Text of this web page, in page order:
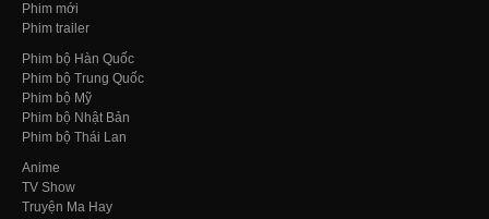
Phim mới
Phim trailer
Phim bộ Hàn Quốc
Phim bộ Trung Quốc
Phim bộ Mỹ
Phim bộ Nhật Bản
Phim bộ Thái Lan
Anime
TV Show
Truyện Ma Hay